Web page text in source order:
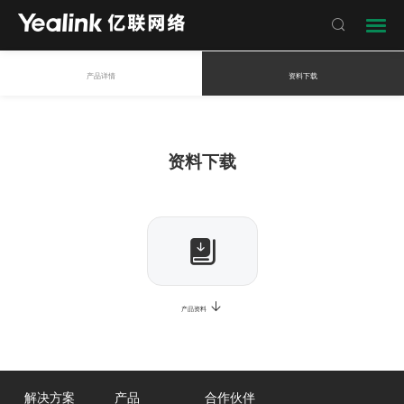

产品详情 资料下载
资料下载
产品资料
解决方案 产品 合作伙伴